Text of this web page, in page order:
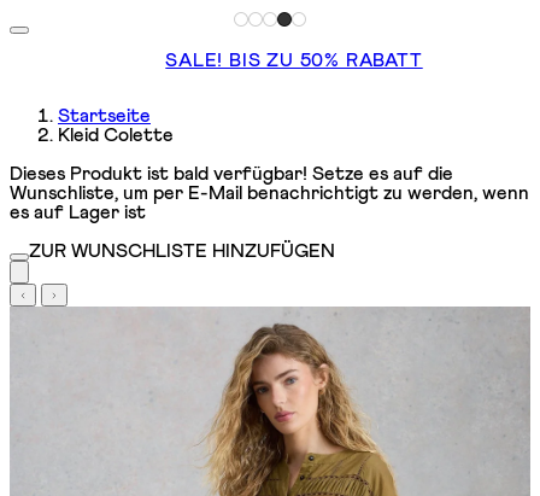
SALE! BIS ZU 50% RABATT
Startseite
Kleid Colette
Dieses Produkt ist bald verfügbar! Setze es auf die
Wunschliste, um per E-Mail benachrichtigt zu werden, wenn
es auf Lager ist
ZUR WUNSCHLISTE HINZUFÜGEN